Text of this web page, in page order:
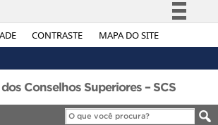
CONTRASTE MAPA DO SITE
Simplifique!
Acesso à informação
Legislação
Conselhos Superiores – SCS